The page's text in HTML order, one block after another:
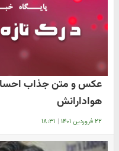
عکس و متن جذاب
هوادارانش
۲۲ فروردین ۱۴۰۱ | ۱۸:۳۱